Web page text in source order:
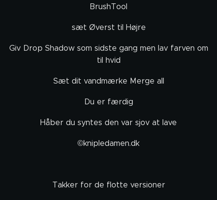
BrushTool
sæt Øverst til Højre
Giv Drop Shadow som sidste gang men lav farven om
til hvid
Sæt dit vandmærke Merge all
Du er færdig
Håber du syntes den var sjov at lave
©knipledamen.dk
Takker for de flotte versioner